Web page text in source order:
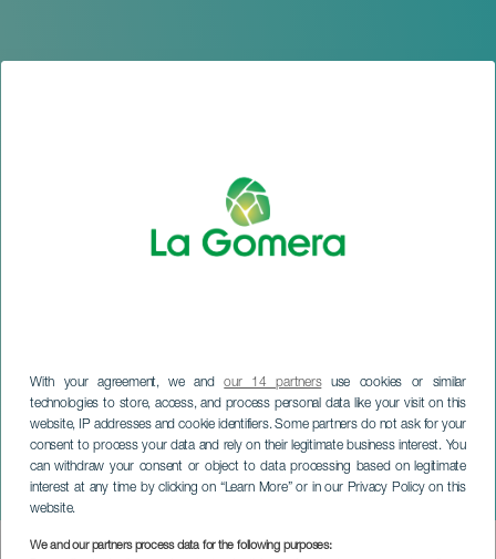
With your agreement, we andour 14 partnersuse cookies or similar
technologies to store, access, and process personal data like your visit on this
website, IP addresses and cookie identifiers. Some partners do not ask for your
consent to process your data and rely on their legitimate business interest. You
can withdraw your consent or object to data processing based on legitimate
interest at any time by clicking on “Learn More” or in our Privacy Policy on this
website.
We and our partners process data for the following purposes:
30 Aniversario de la
Escudería Gomera Racing
LA GOMERA
Imagen